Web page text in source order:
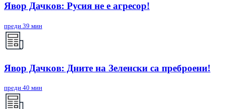
Явор Дачков: Русия не е агресор!
преди 39 мин
Явор Дачков: Дните на Зеленски са преброени!
преди 40 мин